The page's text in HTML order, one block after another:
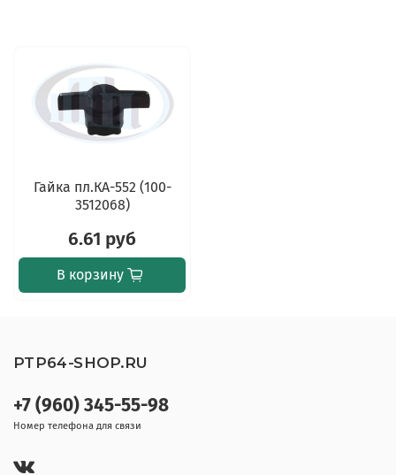
Гайка пл.КА-552 (100-
3512068)
6.61 руб
В корзину
+7 (960) 345-55-98
Номер телефона для связи
PTP64-SHOP.RU